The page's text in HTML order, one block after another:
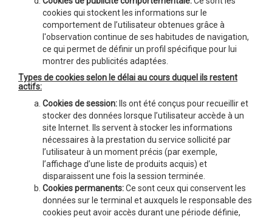
cookies qui stockent les informations sur le
comportement de l’utilisateur obtenues grâce à
l'observation continue de ses habitudes de navigation,
ce qui permet de définir un profil spécifique pour lui
montrer des publicités adaptées.
Types de cookies selon le délai au cours duquel ils restent
actifs:
Cookies de session: Ils ont été conçus pour recueillir et
stocker des données lorsque l’utilisateur accède à un
site Internet. Ils servent à stocker les informations
nécessaires à la prestation du service sollicité par
l’utilisateur à un moment précis (par exemple,
l’affichage d’une liste de produits acquis) et
disparaissent une fois la session terminée.
Cookies permanents:Ce sont ceux qui conservent les
données sur le terminal et auxquels le responsable des
cookies peut avoir accès durant une période définie,